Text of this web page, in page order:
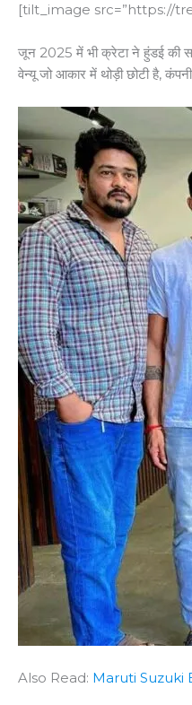
[tilt_image src=”https://
जून 2025 में भी क्रेटा ने हुंडई की
वेन्यू जो आकार में थोड़ी छोटी है,
Also Read: Maruti Suzuki